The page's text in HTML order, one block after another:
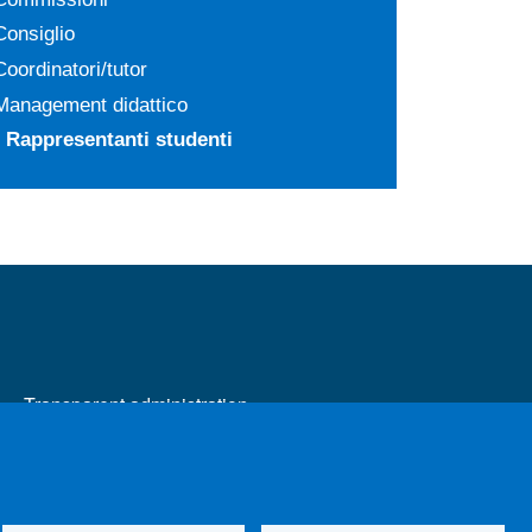
tutor
didattico
Rappresentanti studenti
Transparent administration